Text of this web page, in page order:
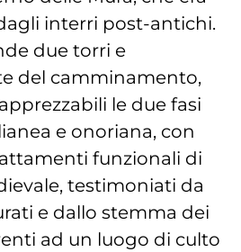
interri post-antichi.
due torri e
del camminamento,
le due fasi
e onoriana, con
funzionali di
testimoniati da
e dallo stemma dei
ad un luogo di culto